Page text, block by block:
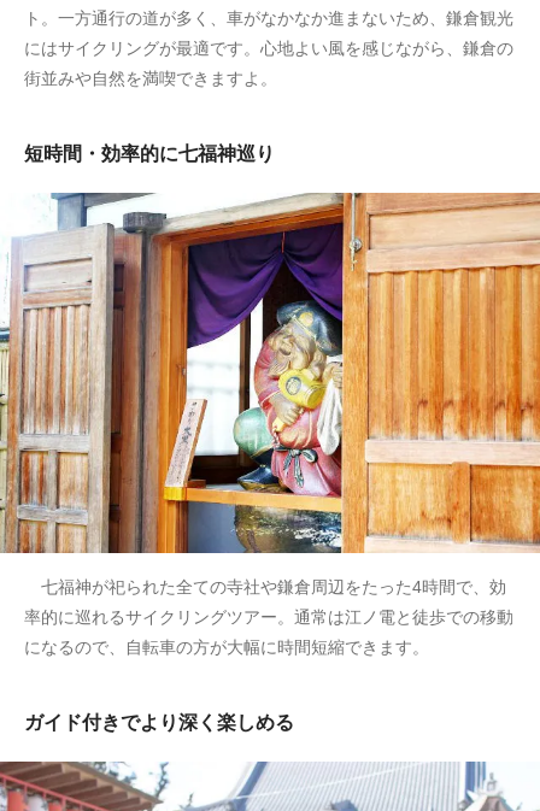
ト。一方通行の道が多く、車がなかなか進まないため、鎌倉観光
にはサイクリングが最適です。心地よい風を感じながら、鎌倉の
街並みや自然を満喫できますよ。
短時間・効率的に七福神巡り
七福神が祀られた全ての寺社や鎌倉周辺をたった4時間で、効
率的に巡れるサイクリングツアー。通常は江ノ電と徒歩での移動
になるので、自転車の方が大幅に時間短縮できます。
ガイド付きでより深く楽しめる